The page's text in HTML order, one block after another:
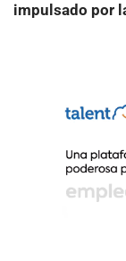
impulsado por